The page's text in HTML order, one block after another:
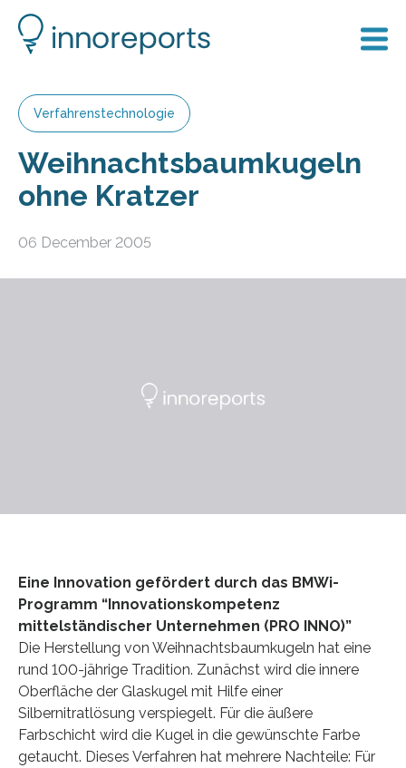
Verfahrenstechnologie
Weihnachtsbaumkugeln
ohne Kratzer
06 December 2005
Eine Innovation gefördert durch das BMWi-
Programm “Innovationskompetenz
mittelständischer Unternehmen (PRO INNO)”
Die Herstellung von Weihnachtsbaumkugeln hat eine
rund 100-jährige Tradition. Zunächst wird die innere
Oberfläche der Glaskugel mit Hilfe einer
Silbernitratlösung verspiegelt. Für die äußere
Farbschicht wird die Kugel in die gewünschte Farbe
getaucht. Dieses Verfahren hat mehrere Nachteile: Für